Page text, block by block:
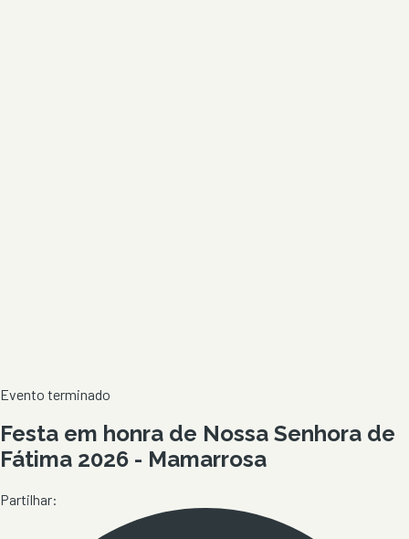
Evento terminado
Festa em honra de Nossa Senhora de
Fátima 2026 - Mamarrosa
Partilhar: